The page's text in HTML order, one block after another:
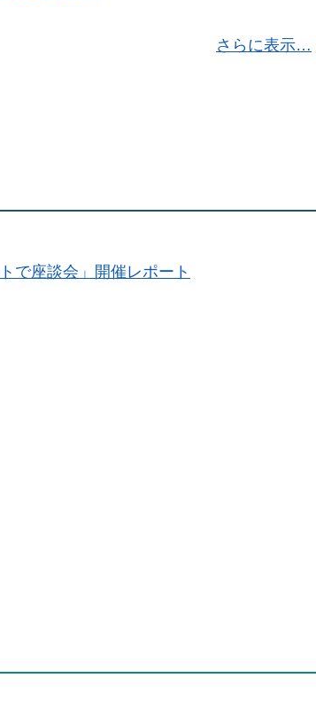
さらに表示…
で座談会」開催レポート